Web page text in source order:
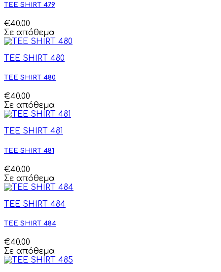
TEE SHIRT 479
€40.00
Σε απόθεμα
TEE SHIRT 480
TEE SHIRT 480
€40.00
Σε απόθεμα
TEE SHIRT 481
TEE SHIRT 481
€40.00
Σε απόθεμα
TEE SHIRT 484
TEE SHIRT 484
€40.00
Σε απόθεμα